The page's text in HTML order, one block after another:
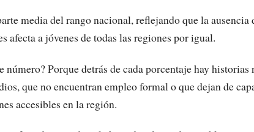
media del rango nacional, reflejando que la ausencia
afecta a jóvenes de todas las regiones por igual.
Porque detrás de cada porcentaje hay historias
que no encuentran empleo formal o que dejan de
accesibles en la región.